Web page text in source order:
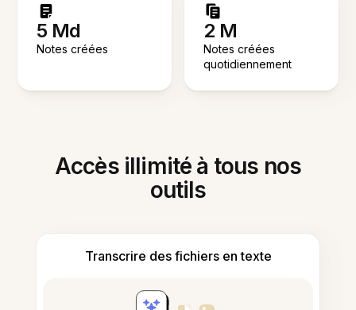
5 Md
Notes créées
2 M
Notes créées
quotidiennement
Accès illimité à tous nos
outils
Transcrire des fichiers en texte